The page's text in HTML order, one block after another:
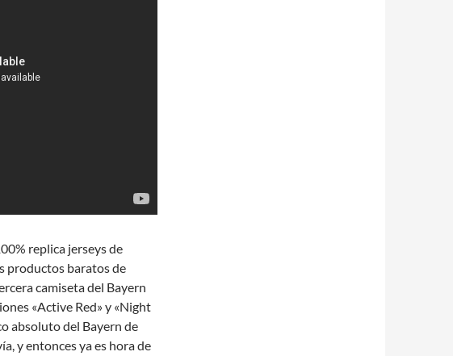
replica jerseys de
productos baratos de
camiseta del Bayern
«Active Red» y «Night
absoluto del Bayern de
y entonces ya es hora de